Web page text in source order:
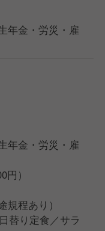
年金・労災・雇
年金・労災・雇
）
程あり）
替り定食／サラ